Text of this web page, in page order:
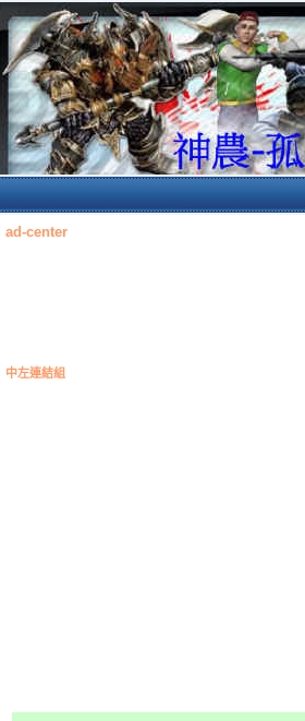
ad-center
中左連結組